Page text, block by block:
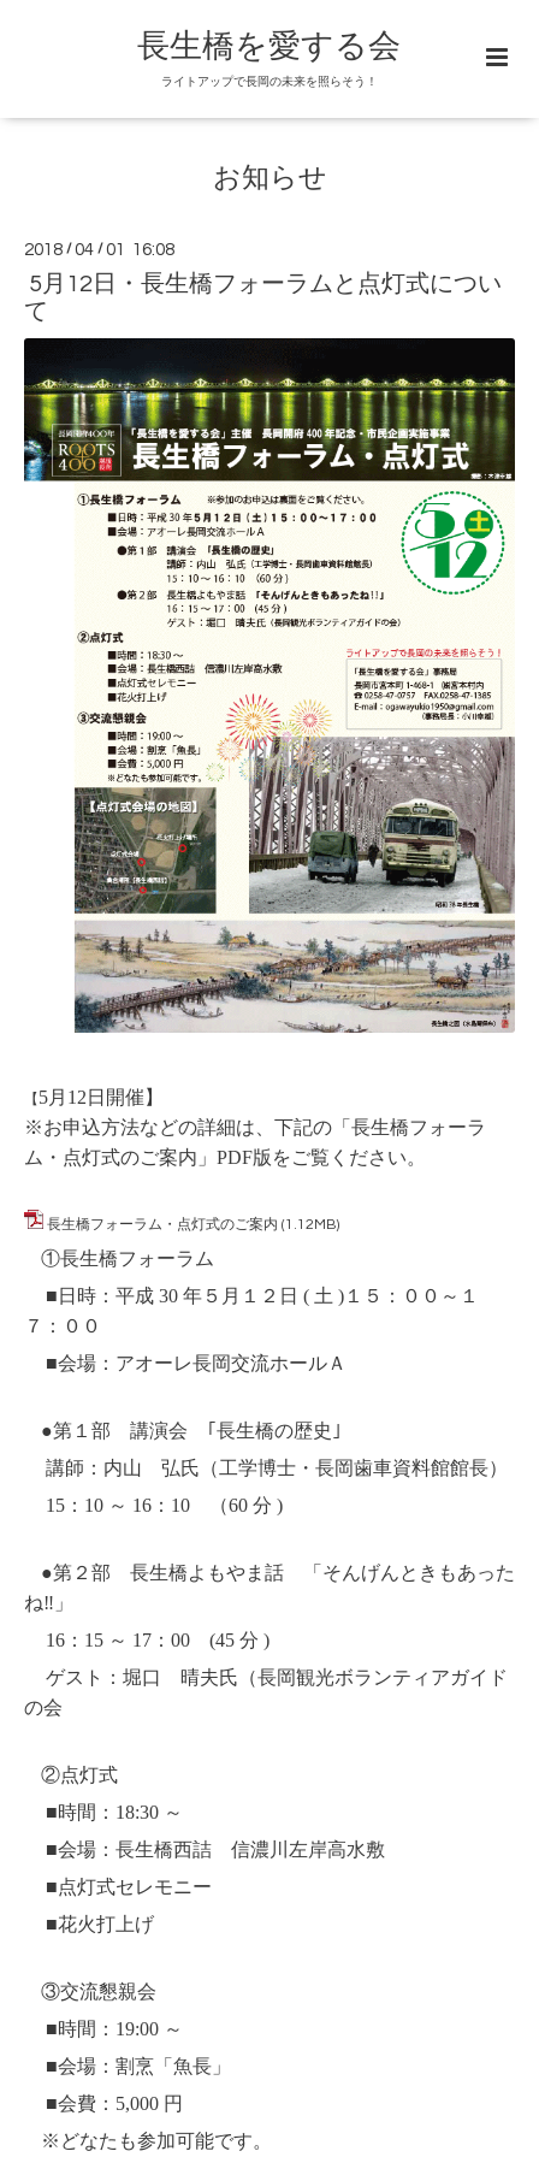
長生橋を愛する会
ライトアップで長岡の未来を照らそう！
お知らせ
2018 /04 /01 16:08
5月12日・長生橋フォーラムと点灯式につい
て
【 5月 12 日開催】
※お申込方法などの詳細は、下記の「長生橋フォーラ
ム・点灯式のご案内」PDF版をご覧ください。
長生橋フォーラム・点灯式のご案内 (1.12MB)
①長生橋フォーラム
■日時：平成 30 年５月１２日 ( 土 )１５：００～１
７：００
■会場：アオーレ長岡交流ホールＡ
●第１部 講演会 ｢長生橋の歴史｣
講師：内山 弘氏（工学博士・長岡歯車資料館館長）
15：10 ～ 16：10 （60 分 )
●第２部 長生橋よもやま話 「そんげんときもあった
ね‼」
16：15 ～ 17：00 (45 分 )
ゲスト：堀口 晴夫氏（長岡観光ボランティアガイド
の会
②点灯式
■時間：18:30 ～
■会場：長生橋西詰 信濃川左岸高水敷
■点灯式セレモニー
■花火打上げ
③交流懇親会
■時間：19:00 ～
■会場：割烹「魚長」
■会費：5,000 円
※どなたも参加可能です。